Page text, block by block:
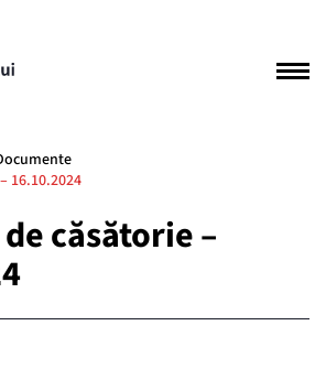
16.10.2024
căsătorie –